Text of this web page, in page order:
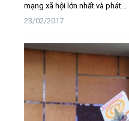
mạng xã hội lớn nhất và phát...
23/02/2017